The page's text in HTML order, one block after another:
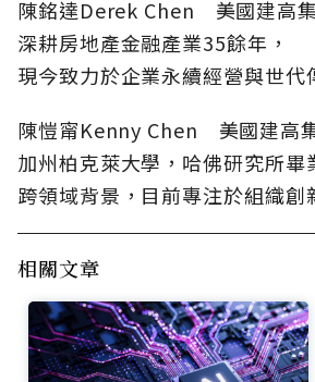
陳銘達Derek Chen 美國建高
深耕房地產金融產業35餘年，
現今致力於企業永續經營與世代
陳愷甯Kenny Chen 美國建高
加州柏克萊大學，哈佛研究所畢
跨領域背景，目前專注於組織創
相關文章